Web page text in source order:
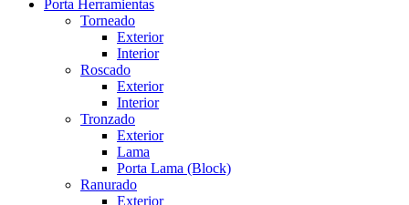
Porta Herramientas
Torneado
Exterior
Interior
Roscado
Exterior
Interior
Tronzado
Exterior
Lama
Porta Lama (Block)
Ranurado
Exterior